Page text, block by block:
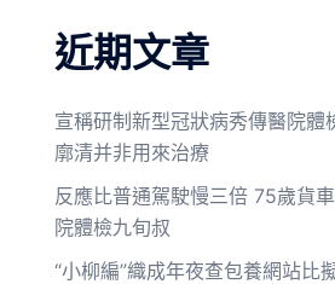
近期文章
宣稱研制新型冠狀病秀傳醫院體
廓清并非用來治療
反應比普通駕駛慢三倍 75歲貨
院體檢九旬叔
“小柳編”織成年夜查包養網站比